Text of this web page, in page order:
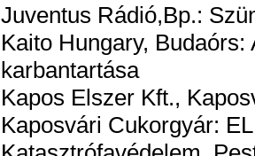
Juventus Rádió,Bp.:
Kaito Hungary,
karbantartása
Kapos Elszer Kft.,
Kaposvári Cukorgyár: